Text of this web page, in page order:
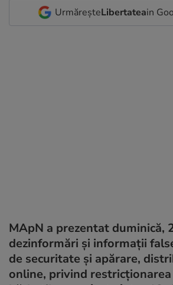
UrmăreșteLibertateain
MApN a prezentat duminică,
dezinformări şi informaţii
de securitate şi apărare,
online, privind